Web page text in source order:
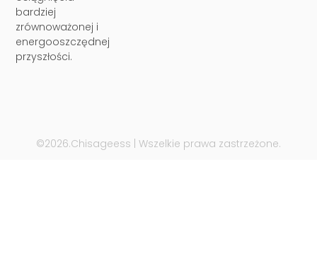
bardziej
zrównoważonej i
energooszczędnej
przyszłości.
©2026.Chisageess | Wszelkie prawa zastrzeżone.